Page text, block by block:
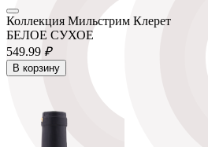
Коллекция Мильстрим Клерет
БЕЛОЕ СУХОЕ
549.99 ₽
В корзину